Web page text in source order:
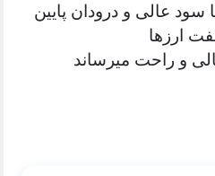
سود عالی و درودان پایین
ارزها
و راحت میرساند